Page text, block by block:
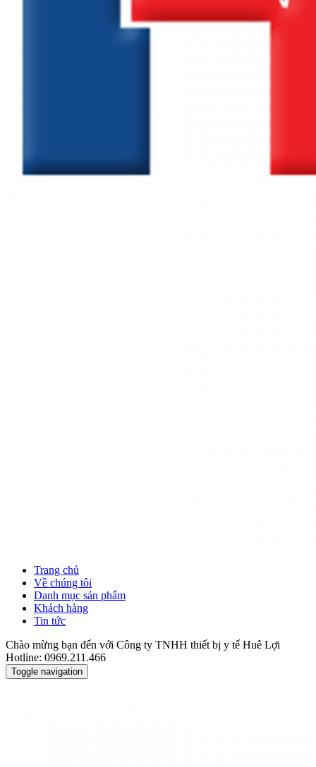
Trang chủ
Về chúng tôi
Danh mục sản phẩm
Khách hàng
Tin tức
Chào mừng bạn đến với Công ty TNHH thiết bị y tế Huê Lợi
Hotline: 0969.211.466
Toggle navigation